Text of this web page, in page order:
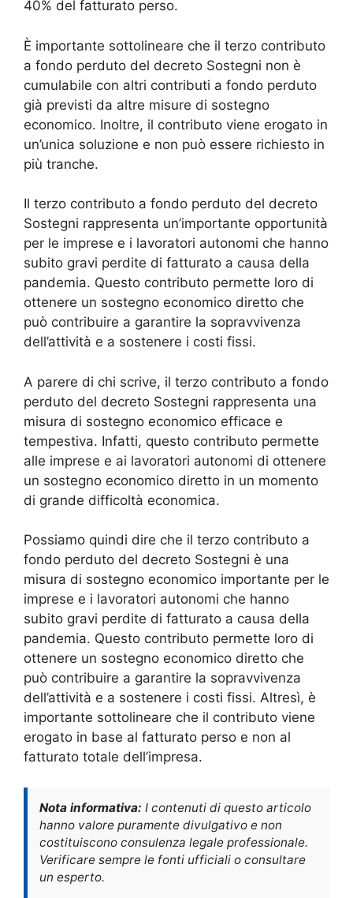
40% del fatturato perso.
È importante sottolineare che il terzo contributo
a fondo perduto del decreto Sostegni non è
cumulabile con altri contributi a fondo perduto
già previsti da altre misure di sostegno
economico. Inoltre, il contributo viene erogato in
un’unica soluzione e non può essere richiesto in
più tranche.
Il terzo contributo a fondo perduto del decreto
Sostegni rappresenta un’importante opportunità
per le imprese e i lavoratori autonomi che hanno
subito gravi perdite di fatturato a causa della
pandemia. Questo contributo permette loro di
ottenere un sostegno economico diretto che
può contribuire a garantire la sopravvivenza
dell’attività e a sostenere i costi fissi.
A parere di chi scrive, il terzo contributo a fondo
perduto del decreto Sostegni rappresenta una
misura di sostegno economico efficace e
tempestiva. Infatti, questo contributo permette
alle imprese e ai lavoratori autonomi di ottenere
un sostegno economico diretto in un momento
di grande difficoltà economica.
Possiamo quindi dire che il terzo contributo a
fondo perduto del decreto Sostegni è una
misura di sostegno economico importante per le
imprese e i lavoratori autonomi che hanno
subito gravi perdite di fatturato a causa della
pandemia. Questo contributo permette loro di
ottenere un sostegno economico diretto che
può contribuire a garantire la sopravvivenza
dell’attività e a sostenere i costi fissi. Altresì, è
importante sottolineare che il contributo viene
erogato in base al fatturato perso e non al
fatturato totale dell’impresa.
Nota informativa: I contenuti di questo articolo
hanno valore puramente divulgativo e non
costituiscono consulenza legale professionale.
Verificare sempre le fonti ufficiali o consultare
un esperto.